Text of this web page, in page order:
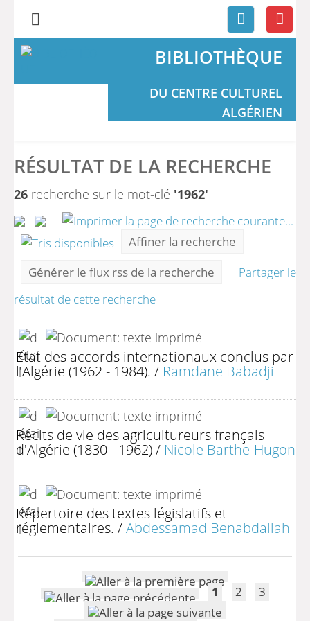
BIBLIOTHÈQUE
DU CENTRE CULTUREL
ALGÉRIEN
RÉSULTAT DE LA RECHERCHE
26 recherche sur le mot-clé '1962'
Affiner la recherche
Générer le flux rss de la recherche
Partager le
résultat de cette recherche
Etat des accords internationaux conclus par
l'Algérie (1962 - 1984). / Ramdane Babadji
Récits de vie des agricultureurs français
d'Algérie (1830 - 1962)/ Nicole Barthe-Hugon
Répertoire des textes législatifs et
réglementaires. /Abdessamad Benabdallah
1 2 3